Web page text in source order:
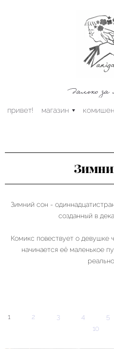
далеко
привет! магазин
Зимний сон -
созданный в
Комикс повествует о девушке
начинается её маленькое
1 2 3 4 5
10